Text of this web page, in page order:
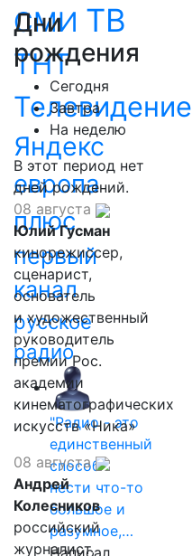
СМИ ТВ
ТНТ
Телевидение
Яндекс
европа
плюс
первый
канал
русское
радио
"Радио - это
единственный
способ
нести что-то
большое и
разумное,…
Написал
Дни
рождения
Сегодня
Завтра
На неделю
В этот период нет
дней рождений.
08 августа
Юлий Гусман
кинорежиссер,
сценарист,
основатель
и художественный
руководитель
премии Рос.
академии
кинематографических
искусств «Ника»
08 августа
Андрей
Колесников
российский
журналист,